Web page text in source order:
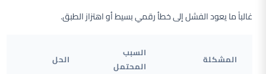
غالباً ما يعود الفشل إلى خطأ رقمي بسيط أو اهتزاز الطبق.
المشكلة
السبب
المحتمل
الحل